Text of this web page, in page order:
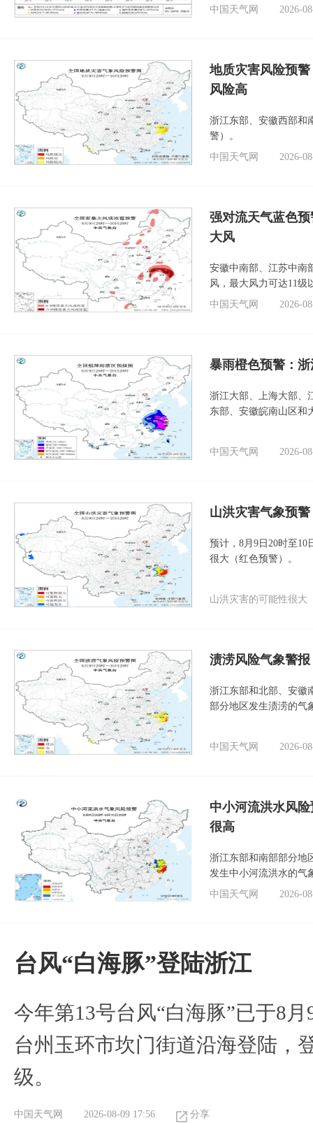
中国天气网 2026-
地质灾害风险预
风险高
浙江东部、安徽西部和
警）。
中国天气网
2026-
强对流天气蓝色
大风
安徽中南部、江苏中南
风，最大风力可达11级
中国天气网
2026-
暴雨橙色预警：
浙江大部、上海大部、
东部、安徽皖南山区和
中国天气网 2026-
山洪灾害气象预
预计，8月9日20时至
很大（红色预警）。
山洪灾害的可能性很大
渍涝风险气象警
浙江东部和北部、安徽
部分地区发生渍涝的气
中国天气网 2026-
中小河流洪水风
很高
浙江东部和南部部分地
发生中小河流洪水的气
中国天气网
2026-
台风“白海豚”登陆浙江
今年第13号台风“白海豚”已于8
台州玉环市坎门街道沿海登陆，
级。
中国天气网 2026-08-09 17:56 分享